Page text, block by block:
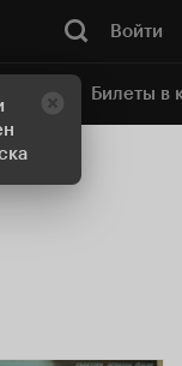
Войти
Билеты в